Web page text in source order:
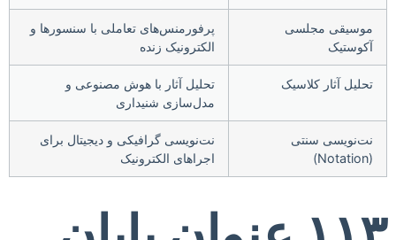
موسیقی مجلسی
آکوستیک
پرفورمنس‌های تعاملی با سنسورها و
الکترونیک زنده
تحلیل آثار کلاسیک
تحلیل آثار با هوش مصنوعی و
مدل‌سازی شنیداری
نت‌نویسی سنتی
(Notation)
نت‌نویسی گرافیکی و دیجیتال برای
اجراهای الکترونیک